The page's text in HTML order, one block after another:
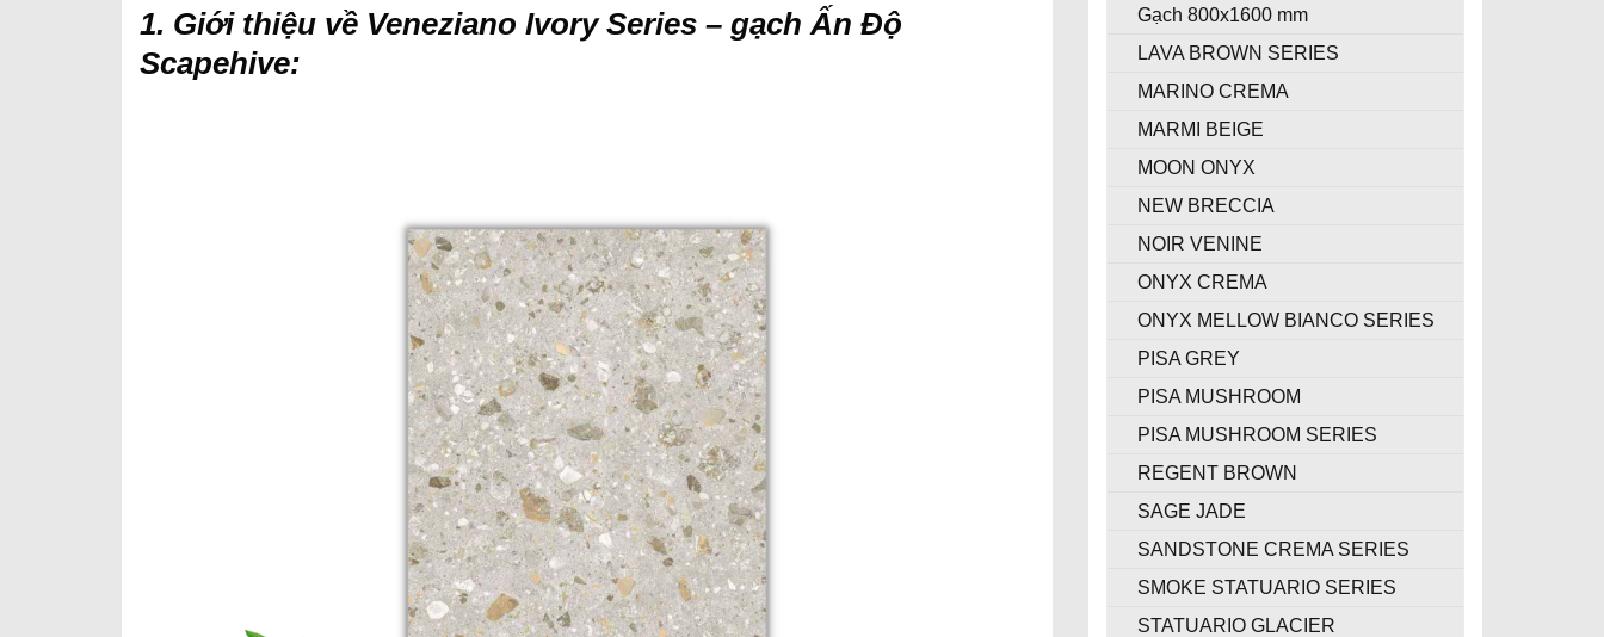
Gạch 800x1600 mm
LAVA BROWN SERIES
MARINO CREMA
MARMI BEIGE
MOON ONYX
NEW BRECCIA
NOIR VENINE
ONYX CREMA
ONYX MELLOW BIANCO SERIES
PISA GREY
PISA MUSHROOM
PISA MUSHROOM SERIES
REGENT BROWN
SAGE JADE
SANDSTONE CREMA SERIES
SMOKE STATUARIO SERIES
STATUARIO GLACIER
1. Giới thiệu về Veneziano Ivory Series – gạch Ấn Độ
Scapehive: